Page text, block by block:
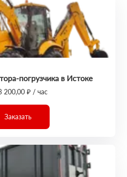
погрузчика в Истоке
200,00 ₽ / час
Заказать